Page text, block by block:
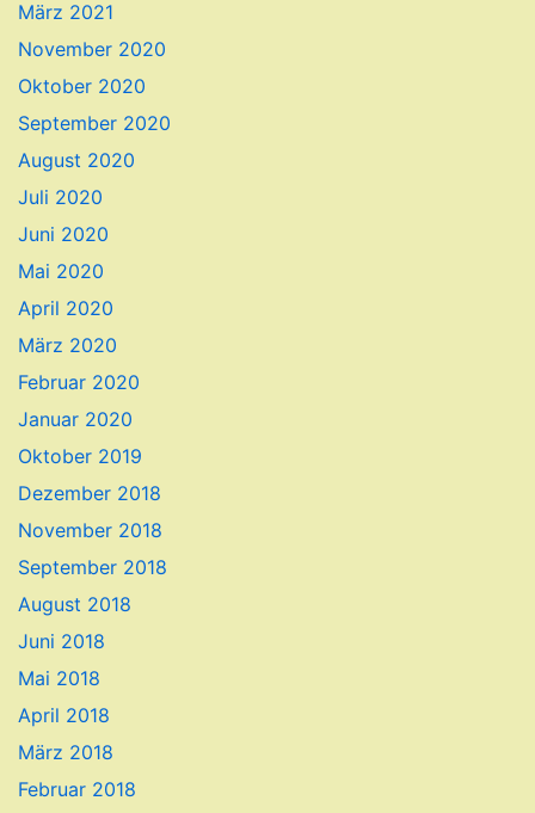
März 2021
November 2020
Oktober 2020
September 2020
August 2020
Juli 2020
Juni 2020
Mai 2020
April 2020
März 2020
Februar 2020
Januar 2020
Oktober 2019
Dezember 2018
November 2018
September 2018
August 2018
Juni 2018
Mai 2018
April 2018
März 2018
Februar 2018